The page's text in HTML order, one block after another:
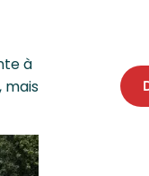
à
mais